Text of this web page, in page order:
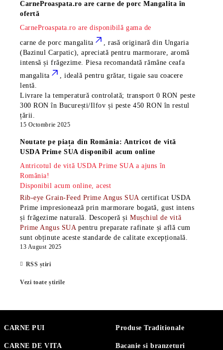
CarneProaspata.ro arecarne de porc Mangalita în
ofertă
CarneProaspata.ro are disponibilă gama de
carne de porc mangalita
, rasă originară din Ungaria
(Bazinul Carpatic), apreciată pentru marmorare, aromă
intensă și frăgezime. Piesa recomandată rămâneceafa
mangalita
, ideală pentru grătar, tigaie sau coacere
lentă.
Livrare la temperatură controlată; transport 0 RON peste
300 RON în București/Ilfov și peste 450 RON în restul
țării.
15 Octombrie 2025
Noutate pe piața din România: Antricot de vită
USDA Prime SUA disponibil acum online
Antricotul de vită USDA Prime SUA a ajuns în
România!
Disponibil acum online, acest
Rib-eye Grain-Feed Prime Angus SUA certificat USDA
Prime impresionează prin marmorare bogată, gust intens
și frăgezime naturală. Descoperă șiMușchiul de vită
Prime Angus SUA pentru preparate rafinate și află cum
sunt obținute aceste standarde de calitate excepțională.
13 August 2025
RSS știri
Vezi toate știrile
CARNE PUI
CARNE DE VITA
Produse Traditionale
Bacanie si branzeturi